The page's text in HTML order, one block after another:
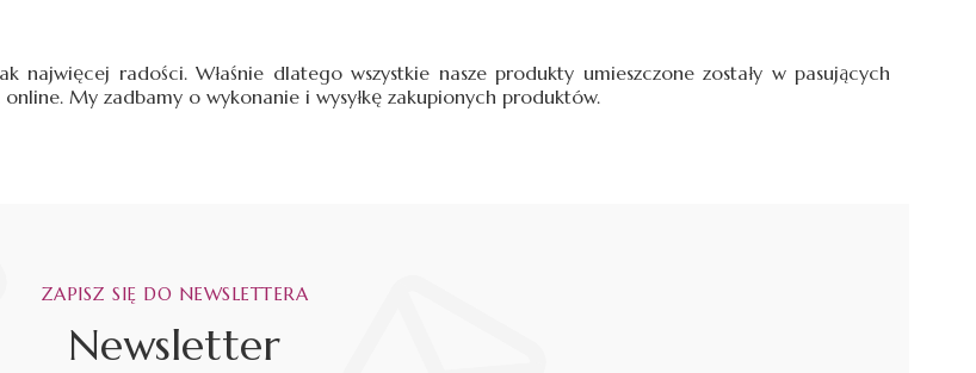
najwięcej radości. Właśnie dlatego wszystkie nasze produkty umieszczone zostały w pasujących
My zadbamy o wykonanie i wysyłkę zakupionych produktów.
ZAPISZ SIĘ DO NEWSLETTERA
Newsletter